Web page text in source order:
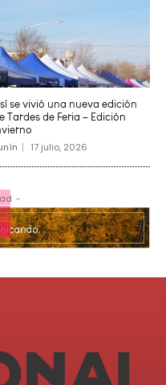
se vivió una nueva edición
Tardes de Feria – Edición
17 julio, 2026
-